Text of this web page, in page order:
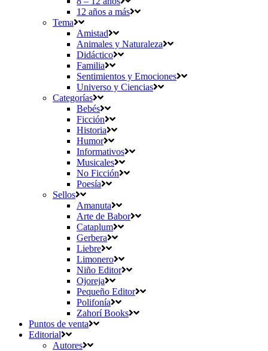
12 años a más
Tema
Amistad
Animales y Naturaleza
Didáctico
Familia
Sentimientos y Emociones
Universo y Ciencias
Categorías
Bebés
Ficción
Historia
Humor
Informativos
Musicales
No Ficción
Poesía
Sellos
Amanuta
Arte de Babor
Cataplum
Gerbera
Liebre
Limonero
Niño Editor
Ojoreja
Pequeño Editor
Polifonía
Zahorí Books
Puntos de venta
Editorial
Autores